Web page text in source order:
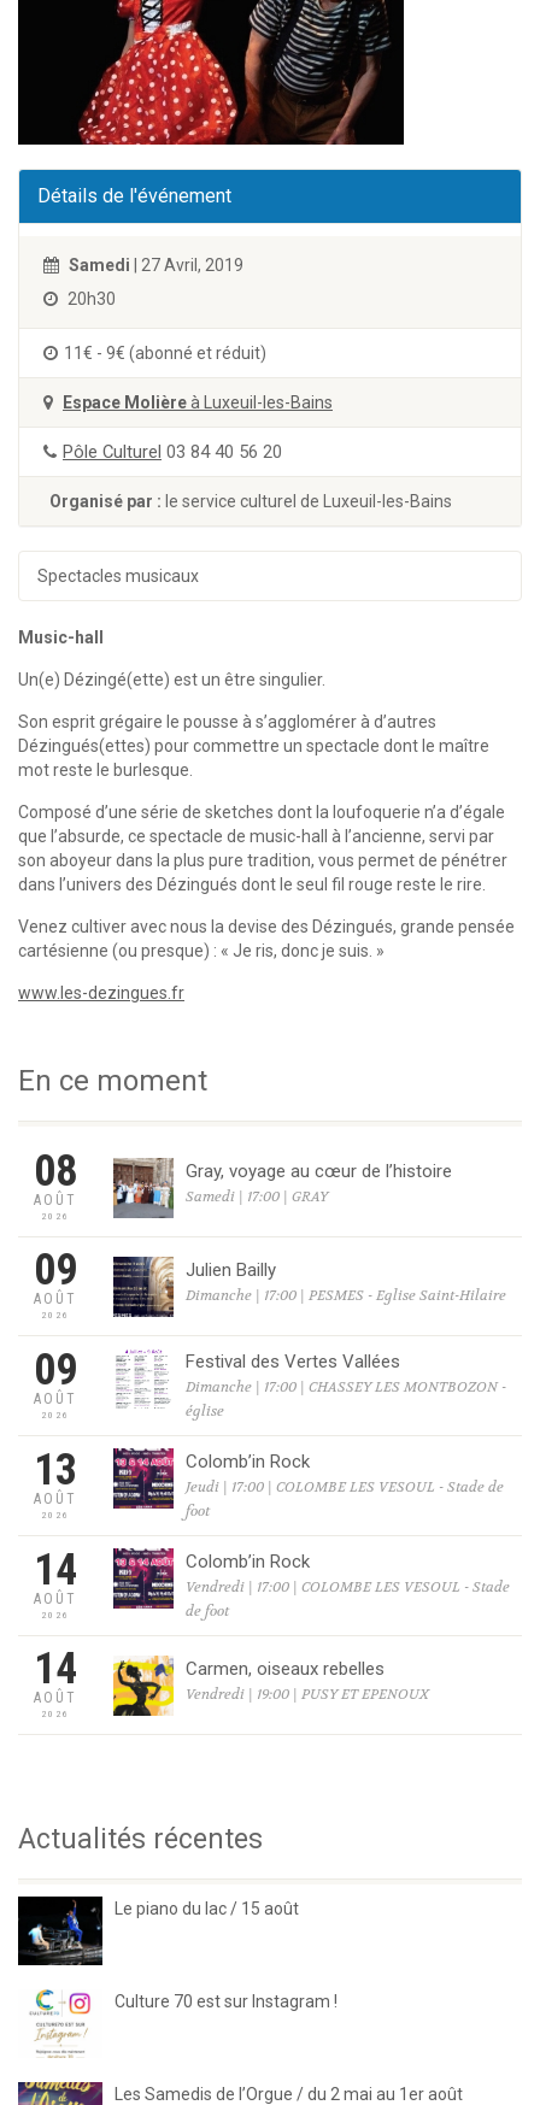
Détails de l'événement
Samedi | 27 Avril, 2019
20h30
11€ - 9€ (abonné et réduit)
Espace Molièreà Luxeuil-les-Bains
Pôle Culturel 03 84 40 56 20
Organisé par : le service culturel de Luxeuil-les-Bains
Spectacles musicaux
Music-hall
Un(e) Dézingé(ette) est un être singulier.
Son esprit grégaire le pousse à s’agglomérer à d’autres
Dézingués(ettes) pour commettre un spectacle dont le maître
mot reste le burlesque.
Composé d’une série de sketches dont la loufoquerie n’a d’égale
que l’absurde, ce spectacle de music-hall à l’ancienne, servi par
son aboyeur dans la plus pure tradition, vous permet de pénétrer
dans l’univers des Dézingués dont le seul fil rouge reste le rire.
Venez cultiver avec nous la devise des Dézingués, grande pensée
cartésienne (ou presque) : « Je ris, donc je suis. »
www.les-dezingues.fr
En ce moment
08
AOÛT
2026
Gray, voyage au cœur de l’histoire
Samedi | 17:00 | GRAY
09
AOÛT
2026
Julien Bailly
Dimanche | 17:00 | PESMES - Eglise Saint-Hilaire
09
AOÛT
2026
Festival des Vertes Vallées
Dimanche | 17:00 | CHASSEY LES MONTBOZON -
église
13
AOÛT
2026
Colomb’in Rock
Jeudi | 17:00 | COLOMBE LES VESOUL - Stade de
foot
14
AOÛT
2026
Colomb’in Rock
Vendredi | 17:00 | COLOMBE LES VESOUL - Stade
de foot
14
AOÛT
2026
Carmen, oiseaux rebelles
Vendredi | 19:00 | PUSY ET EPENOUX
Actualités récentes
Le piano du lac / 15 août
Culture 70 est sur Instagram !
Les Samedis de l’Orgue / du 2 mai au 1er août